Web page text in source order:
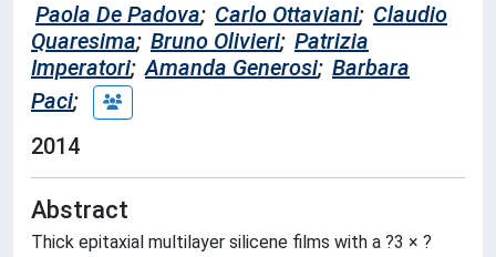
Paola De Padova; Carlo Ottaviani; Claudio
Quaresima; Bruno Olivieri; Patrizia
Imperatori; Amanda Generosi; Barbara
Paci;
2014
Abstract
Thick epitaxial multilayer silicene films with a ?3 × ?